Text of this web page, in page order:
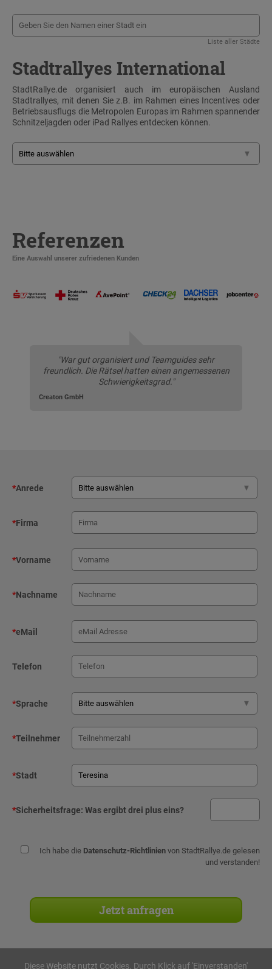
Liste aller Städte
Stadtrallyes International
StadtRallye.de organisiert auch im europäischen Ausland
Stadtrallyes, mit denen Sie z.B. im Rahmen eines Incentives oder
Betriebsausflugs die Metropolen Europas im Rahmen spannender
Schnitzeljagden oder iPad Rallyes entdecken können.
Referenzen
Eine Auswahl unserer zufriedenen Kunden
"War gut organisiert und Teamguides sehr
freundlich. Die Rätsel hatten einen angemessenen
Schwierigkeitsgrad."
Creaton GmbH
*Anrede
*Firma
*Vorname
*Nachname
*eMail
Telefon
*Sprache
*Teilnehmer
*Stadt
*Sicherheitsfrage: Was ergibt drei plus eins?
Ich habe die Datenschutz-Richtlinien von StadtRallye.de gelesen
und verstanden!
Diese Website nutzt Cookies. Durch Klick auf 'Einverstanden'